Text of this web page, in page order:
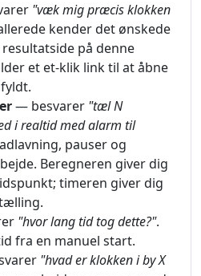
"væk mig præcis klokken
kender det ønskede
på denne
et et-klik link til at åbne
— besvarer "tæl N
i realtid med alarm til
pauser og
Beregneren giver dig
timeren giver dig
"hvor lang tid tog dette?".
fra en manuel start.
"hvad er klokken i by X